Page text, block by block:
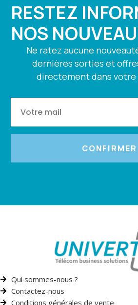
RESTEZ
NOS
Ne ratez aucune
dernières sorties et
directement dans
CONFIRMER
Qui sommes-nous ?
Contactez-nous
Conditions générales de vente